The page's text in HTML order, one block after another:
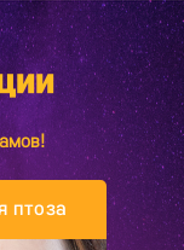
птоза